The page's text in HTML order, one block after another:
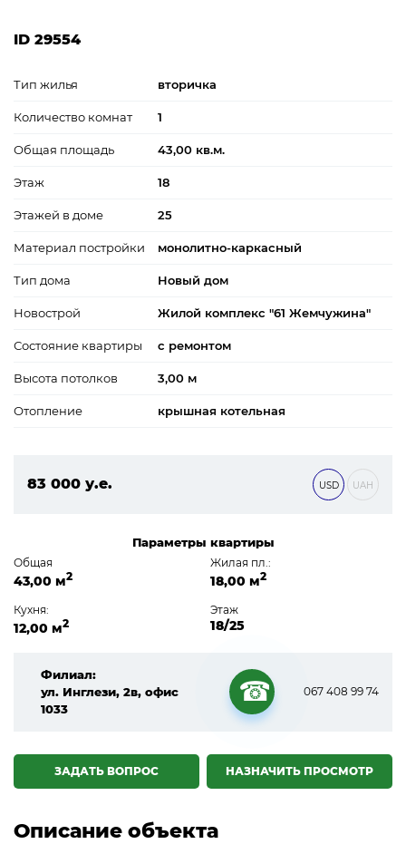
ID 29554
Тип жилья вторичка
Количество комнат 1
Общая площадь 43,00 кв.м.
Этаж 18
Этажей в доме 25
Материал постройки монолитно-каркасный
Тип дома Новый дом
Новострой Жилой комплекс "61 Жемчужина"
Состояние квартиры с ремонтом
Высота потолков 3,00 м
Отопление крышная котельная
83 000 у.е.
USD UAH
Параметры квартиры
Общая
43,00 м2
Жилая пл.:
18,00 м2
Кухня:
12,00 м2
Этаж
18/25
Филиал:
ул. Инглези, 2в, офис
1033
☎
067 408 99 74
НАЗНАЧИТЬ ПРОСМОТР
ЗАДАТЬ ВОПРОС
Описание объекта